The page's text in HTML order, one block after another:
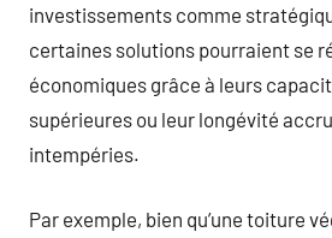
investissements comme
certaines solutions pourraient se
économiques grâce à leurs
supérieures ou leur longévité
intempéries.
Par exemple, bien qu’une toiture